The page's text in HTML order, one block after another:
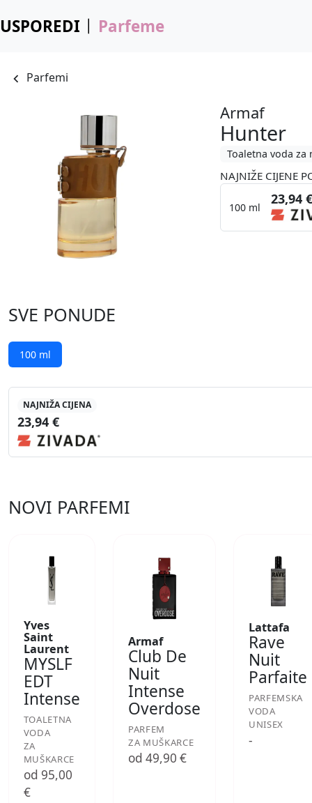
USPOREDI Parfeme
Parfemi
Armaf
Hunter
Toaletna voda za
NAJNIŽE CIJENE
100 ml
23,94
SVE PONUDE
100 ml
NAJNIŽA CIJENA
23,94 €
NOVI PARFEMI
Yves
Saint
Laurent
MYSLF
EDT
Intense
TOALETNA
VODA
ZA
MUŠKARCE
od 95,00
€
Armaf
Club De
Nuit
Intense
Overdose
PARFEM
ZA MUŠKARCE
od 49,90 €
Lattafa
Rave
Nuit
Parfaite
PARFEMSKA
VODA
UNISEX
-